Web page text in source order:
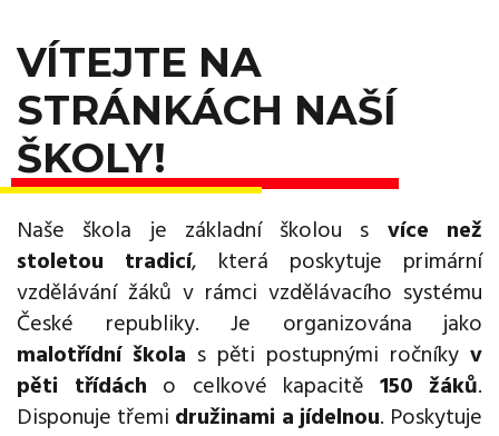
VÍTEJTE NA
STRÁNKÁCH NAŠÍ
ŠKOLY!
Naše škola je základní školou s více než
stoletou tradicí, která poskytuje primární
vzdělávání žáků v rámci vzdělávacího systému
České republiky. Je organizována jako
malotřídní škola s pěti postupnými ročníky v
pěti třídách o celkové kapacitě 150 žáků.
Disponuje třemi družinami a jídelnou. Poskytuje